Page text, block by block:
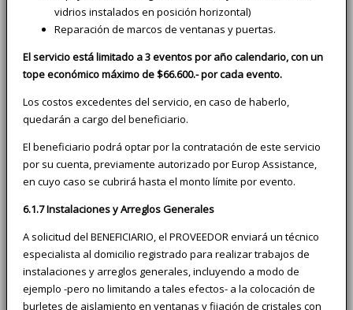
vidrios instalados en posición horizontal)
Reparación de marcos de ventanas y puertas.
El servicio está limitado a 3 eventos por año calendario, con un
tope económico máximo de $66.600.- por cada evento.
Los costos excedentes del servicio, en caso de haberlo,
quedarán a cargo del beneficiario.
El beneficiario podrá optar por la contratación de este servicio
por su cuenta, previamente autorizado por Europ Assistance,
en cuyo caso se cubrirá hasta el monto límite por evento.
6.1.7 Instalaciones y Arreglos Generales
A solicitud del BENEFICIARIO, el PROVEEDOR enviará un técnico
especialista al domicilio registrado para realizar trabajos de
instalaciones y arreglos generales, incluyendo a modo de
ejemplo -pero no limitando a tales efectos- a la colocación de
burletes de aislamiento en ventanas y fijación de cristales con